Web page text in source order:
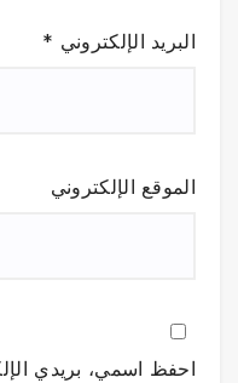
البريد الإلكتروني *
الموقع الإلكتروني
احفظ اسمي، بريدي